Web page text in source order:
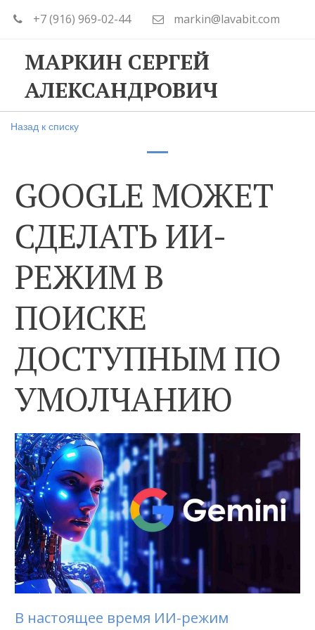
+7 (916) 969-02-44 markin@lavabit.com
МАРКИН СЕРГЕЙ
АЛЕКСАНДРОВИЧ
Назад к списку
GOOGLE МОЖЕТ
СДЕЛАТЬ ИИ-
РЕЖИМ В
ПОИСКЕ
ДОСТУПНЫМ ПО
УМОЛЧАНИЮ
В настоящее время ИИ-режим